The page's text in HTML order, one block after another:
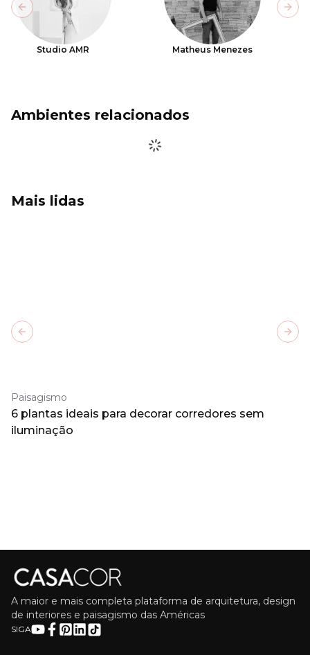
Studio AMR Matheus Menezes
Previous slide
Ambientes relacionados
Mais lidas
Paisagismo
6 plantas ideais para decorar corredores sem
iluminação
Previous slide
A maior e mais completa plataforma de arquitetura, design
de interiores e paisagismo das Américas
SIGA